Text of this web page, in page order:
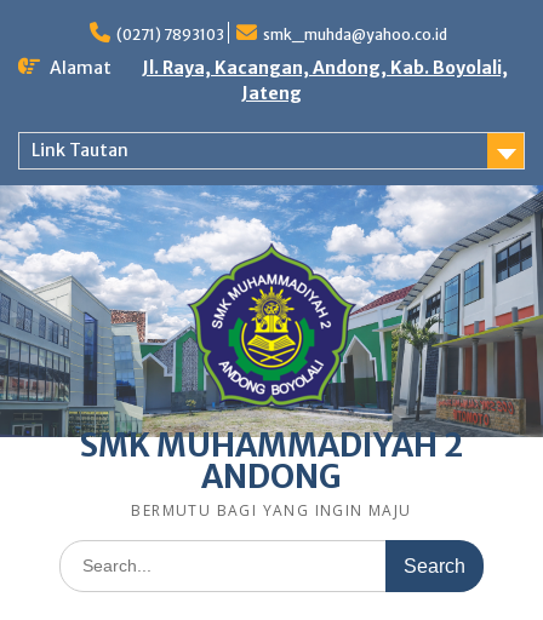
content
(0271) 7893103 smk_muhda@yahoo.co.id
Alamat
Jl. Raya, Kacangan, Andong, Kab. Boyolali,
Jateng
Link Tautan
SMK MUHAMMADIYAH 2
ANDONG
BERMUTU BAGI YANG INGIN MAJU
Search
for: